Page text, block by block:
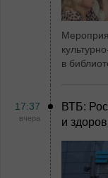
в
17:37
вчера
ВТБ:
и